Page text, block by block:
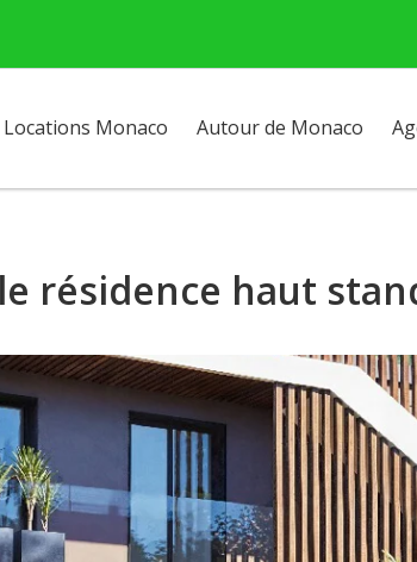
Locations Monaco Autour de Monaco
résidence haut